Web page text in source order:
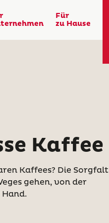
Für
zu Hause
Kaffee
Kaffees? Die Sorgfalt
gehen, von der
Hand.